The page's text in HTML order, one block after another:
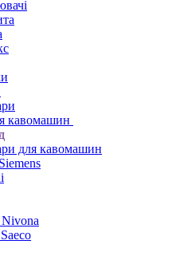
кавомашин
для кавомашин